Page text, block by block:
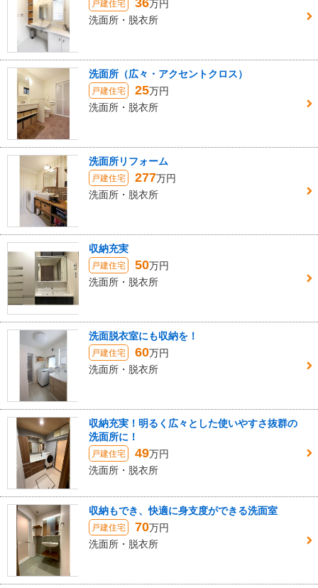
戸建住宅 36万円
洗面所・脱衣所
洗面所（広々・アクセントクロス）
戸建住宅 25万円
洗面所・脱衣所
洗面所リフォーム
戸建住宅 277万円
洗面所・脱衣所
収納充実
戸建住宅 50万円
洗面所・脱衣所
洗面脱衣室にも収納を！
戸建住宅 60万円
洗面所・脱衣所
収納充実！明るく広々とした使いやすさ抜群の
洗面所に！
戸建住宅 49万円
洗面所・脱衣所
収納もでき、快適に身支度ができる洗面室
戸建住宅 70万円
洗面所・脱衣所